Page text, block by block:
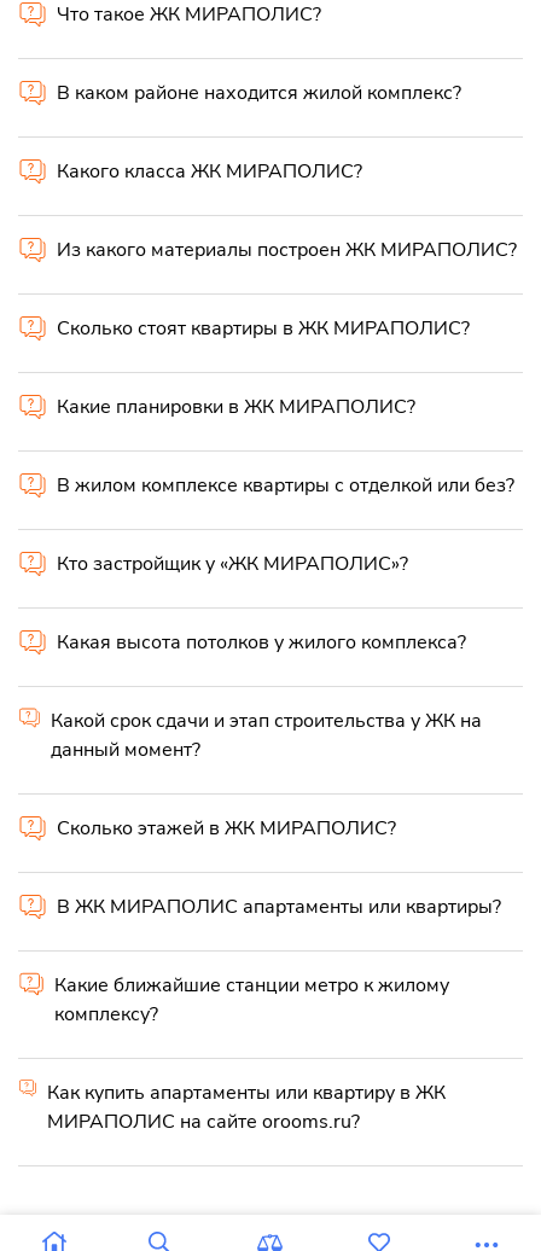
Что такое ЖК МИРАПОЛИС?
В каком районе находится жилой комплекс?
Какого класса ЖК МИРАПОЛИС?
Из какого материалы построен ЖК МИРАПОЛИС?
Сколько стоят квартиры в ЖК МИРАПОЛИС?
Какие планировки в ЖК МИРАПОЛИС?
В жилом комплексе квартиры с отделкой или без?
Кто застройщик у «ЖК МИРАПОЛИС»?
Какая высота потолков у жилого комплекса?
Какой срок сдачи и этап строительства у ЖК на
данный момент?
Сколько этажей в ЖК МИРАПОЛИС?
В ЖК МИРАПОЛИС апартаменты или квартиры?
Какие ближайшие станции метро к жилому
комплексу?
Как купить апартаменты или квартиру в ЖК
МИРАПОЛИС на сайте orooms.ru?